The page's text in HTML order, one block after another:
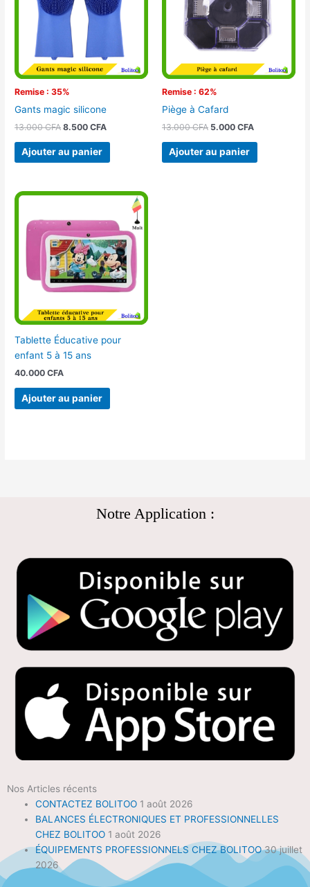
Remise : 35%
Gants magic silicone
13.000CFA 8.500CFA
Ajouter au panier
Remise : 62%
Piège à Cafard
13.000CFA 5.000 CFA
Ajouter au panier
Tablette Éducative pour
enfant 5 à 15 ans
40.000CFA
Ajouter au panier
Notre Application :
Nos Articles récents
CONTACTEZ BOLITOO 1 août 2026
BALANCES ÉLECTRONIQUES ET PROFESSIONNELLES
CHEZ BOLITOO 1 août 2026
ÉQUIPEMENTS PROFESSIONNELS CHEZ BOLITOO 30 juillet
2026